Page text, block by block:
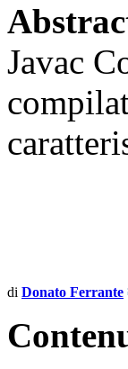
Javac
di Donato Ferrante